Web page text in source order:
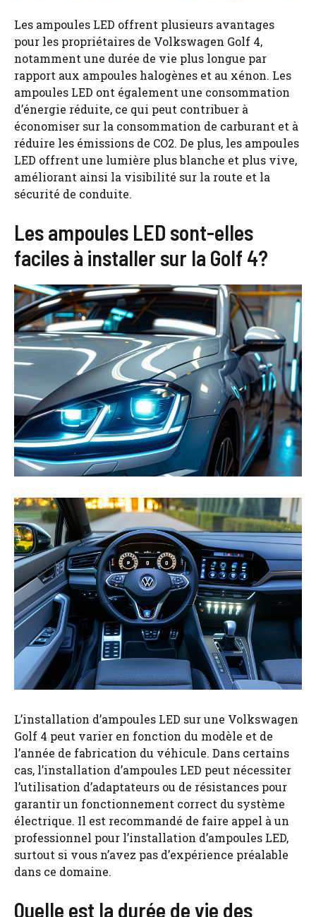
Les ampoules LED offrent plusieurs avantages
pour les propriétaires de Volkswagen Golf 4,
notamment une durée de vie plus longue par
rapport aux ampoules halogènes et au xénon. Les
ampoules LED ont également une consommation
d’énergie réduite, ce qui peut contribuer à
économiser sur la consommation de carburant et à
réduire les émissions de CO2. De plus, les ampoules
LED offrent une lumière plus blanche et plus vive,
améliorant ainsi la visibilité sur la route et la
sécurité de conduite.
Les ampoules LED sont-elles
faciles à installer sur la Golf 4?
L’installation d’ampoules LED sur une Volkswagen
Golf 4 peut varier en fonction du modèle et de
l’année de fabrication du véhicule. Dans certains
cas, l’installation d’ampoules LED peut nécessiter
l’utilisation d’adaptateurs ou de résistances pour
garantir un fonctionnement correct du système
électrique. Il est recommandé de faire appel à un
professionnel pour l’installation d’ampoules LED,
surtout si vous n’avez pas d’expérience préalable
dans ce domaine.
Quelle est la durée de vie des